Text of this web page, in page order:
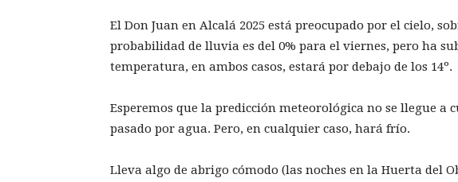
El Don Juan en Alcalá 2025 está preocupado por el cielo,
probabilidad de lluvia es del 0% para el viernes, pero ha
temperatura, en ambos casos, estará por debajo de los 14º.
Esperemos que la predicción meteorológica no se llegue a
pasado por agua. Pero, en cualquier caso, hará frío.
Lleva algo de abrigo cómodo (las noches en la Huerta del